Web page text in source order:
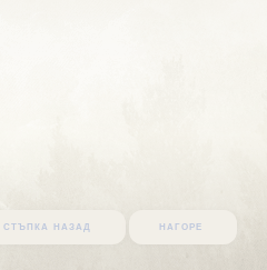
стъпка назад нагоре